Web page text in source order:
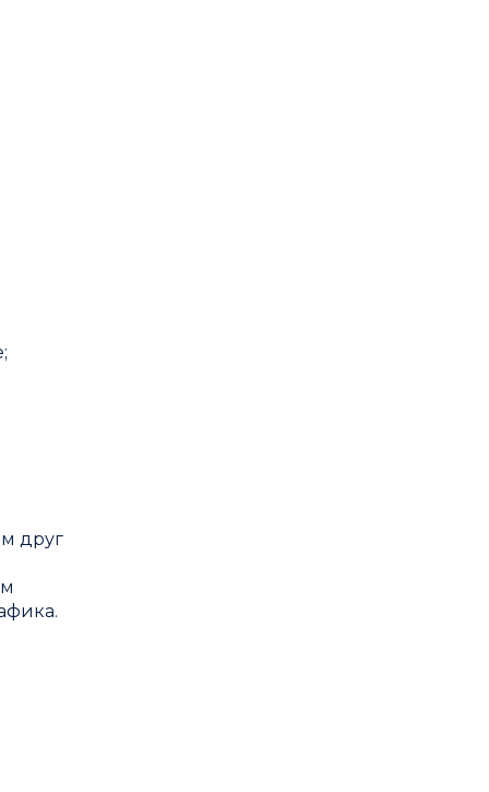
друг